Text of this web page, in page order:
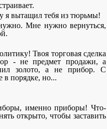
я вытащил тебя из тюрьмы!
Мне нужно вернуться,
Твоя торговая сделка
- не предмет продажи, а
золото, а не прибор. С
в порядке, но...
именно приборы! Что-
открыто, чтобы заставить